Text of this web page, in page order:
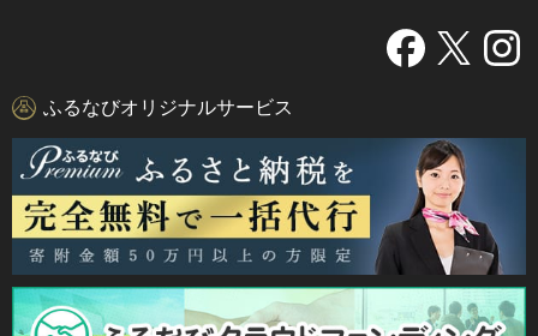
ふるなびオリジナルサービス